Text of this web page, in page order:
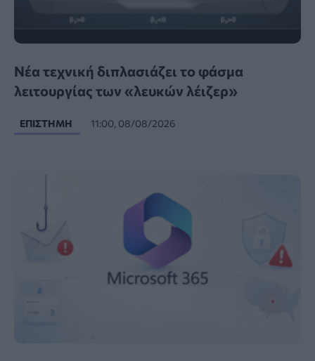
Νέα τεχνική διπλασιάζει το φάσμα
λειτουργίας των «λευκών λέιζερ»
ΕΠΙΣΤΉΜΗ 11:00, 08/08/2026